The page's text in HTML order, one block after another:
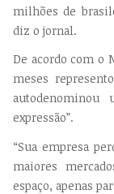
milhões de
diz o jornal.
De acordo com o
meses
autodenominou
expressão”.
“Sua empresa
maiores
espaço, apenas